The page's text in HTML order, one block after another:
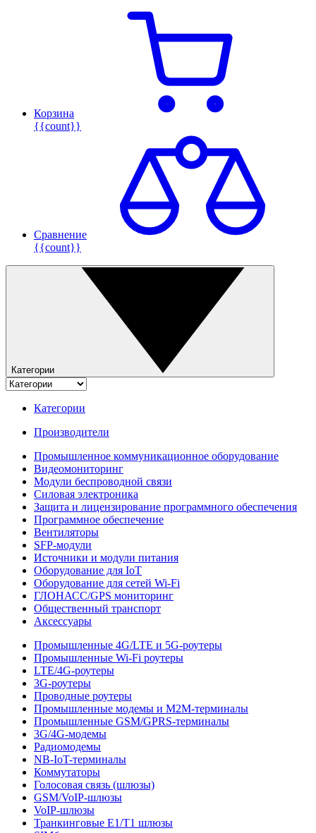
Корзина
{{count}}
Сравнение
{{count}}
Категории
Категории
Производители
Промышленное коммуникационное оборудование
Видеомониторинг
Модули беспроводной связи
Силовая электроника
Защита и лицензирование программного обеспечения
Программное обеспечение
Вентиляторы
SFP-модули
Источники и модули питания
Оборудование для IoT
Оборудование для сетей Wi-Fi
ГЛОНАСС/GPS мониторинг
Общественный транспорт
Аксессуары
Промышленные 4G/LTE и 5G-роутеры
Промышленные Wi-Fi роутеры
LTE/4G-роутеры
3G-роутеры
Проводные роутеры
Промышленные модемы и M2M-терминалы
Промышленные GSM/GPRS-терминалы
3G/4G-модемы
Радиомодемы
NB-IoT-терминалы
Коммутаторы
Голосовая связь (шлюзы)
GSM/VoIP-шлюзы
VoIP-шлюзы
Транкинговые E1/T1 шлюзы